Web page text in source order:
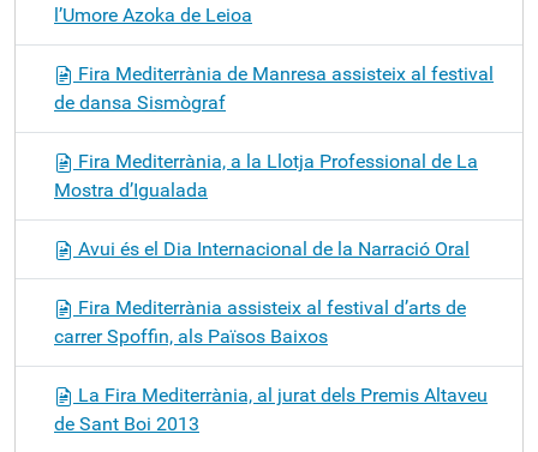
l’Umore Azoka de Leioa
Fira Mediterrània de Manresa assisteix al festival
de dansa Sismògraf
Fira Mediterrània, a la Llotja Professional de La
Mostra d’Igualada
Avui és el Dia Internacional de la Narració Oral
Fira Mediterrània assisteix al festival d’arts de
carrer Spoffin, als Països Baixos
La Fira Mediterrània, al jurat dels Premis Altaveu
de Sant Boi 2013